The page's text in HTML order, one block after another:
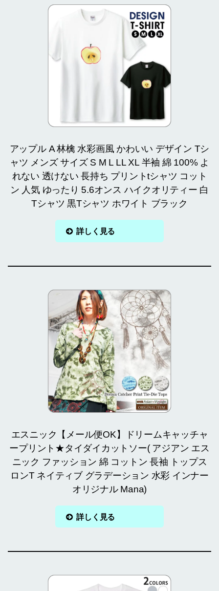
アップル A 林檎 水彩画風 かわいい デザイン Tシ
ャツ メンズ サイズ S M L LL XL 半袖 綿 100% よ
れない 透けない 長持ち プリントtシャツ コット
ン 人気 ゆったり 5.6オンス ハイクオリティー 白
Tシャツ 黒Tシャツ ホワイト ブラック
詳しく見る
エスニック【メール便OK】ドリームキャッチャ
ープリント★タイダイカットソー( アジアン エス
ニック ファッション 綿 コットン 長袖 トップス
ロンT ネイティブ グラデーション 水彩 インナー
オリジナル Mana)
詳しく見る